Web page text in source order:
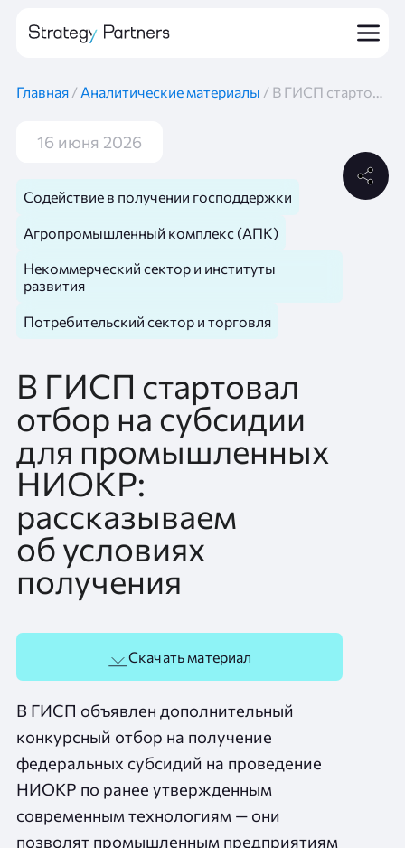
Главная / Аналитические материалы / В ГИСП стартовал отбор на субсидии для промышленных НИОКР: рассказываем об условиях получения
16 июня 2026
Содействие в получении господдержки
Агропромышленный комплекс (АПК)
Некоммерческий сектор и институты
развития
Потребительский сектор и торговля
В ГИСП стартовал
отбор на субсидии
для промышленных
НИОКР:
рассказываем
об условиях
получения
Скачать материал
В ГИСП объявлен дополнительный
конкурсный отбор на получение
федеральных субсидий на проведение
НИОКР по ранее утвержденным
современным технологиям — они
позволят промышленным предприятиям